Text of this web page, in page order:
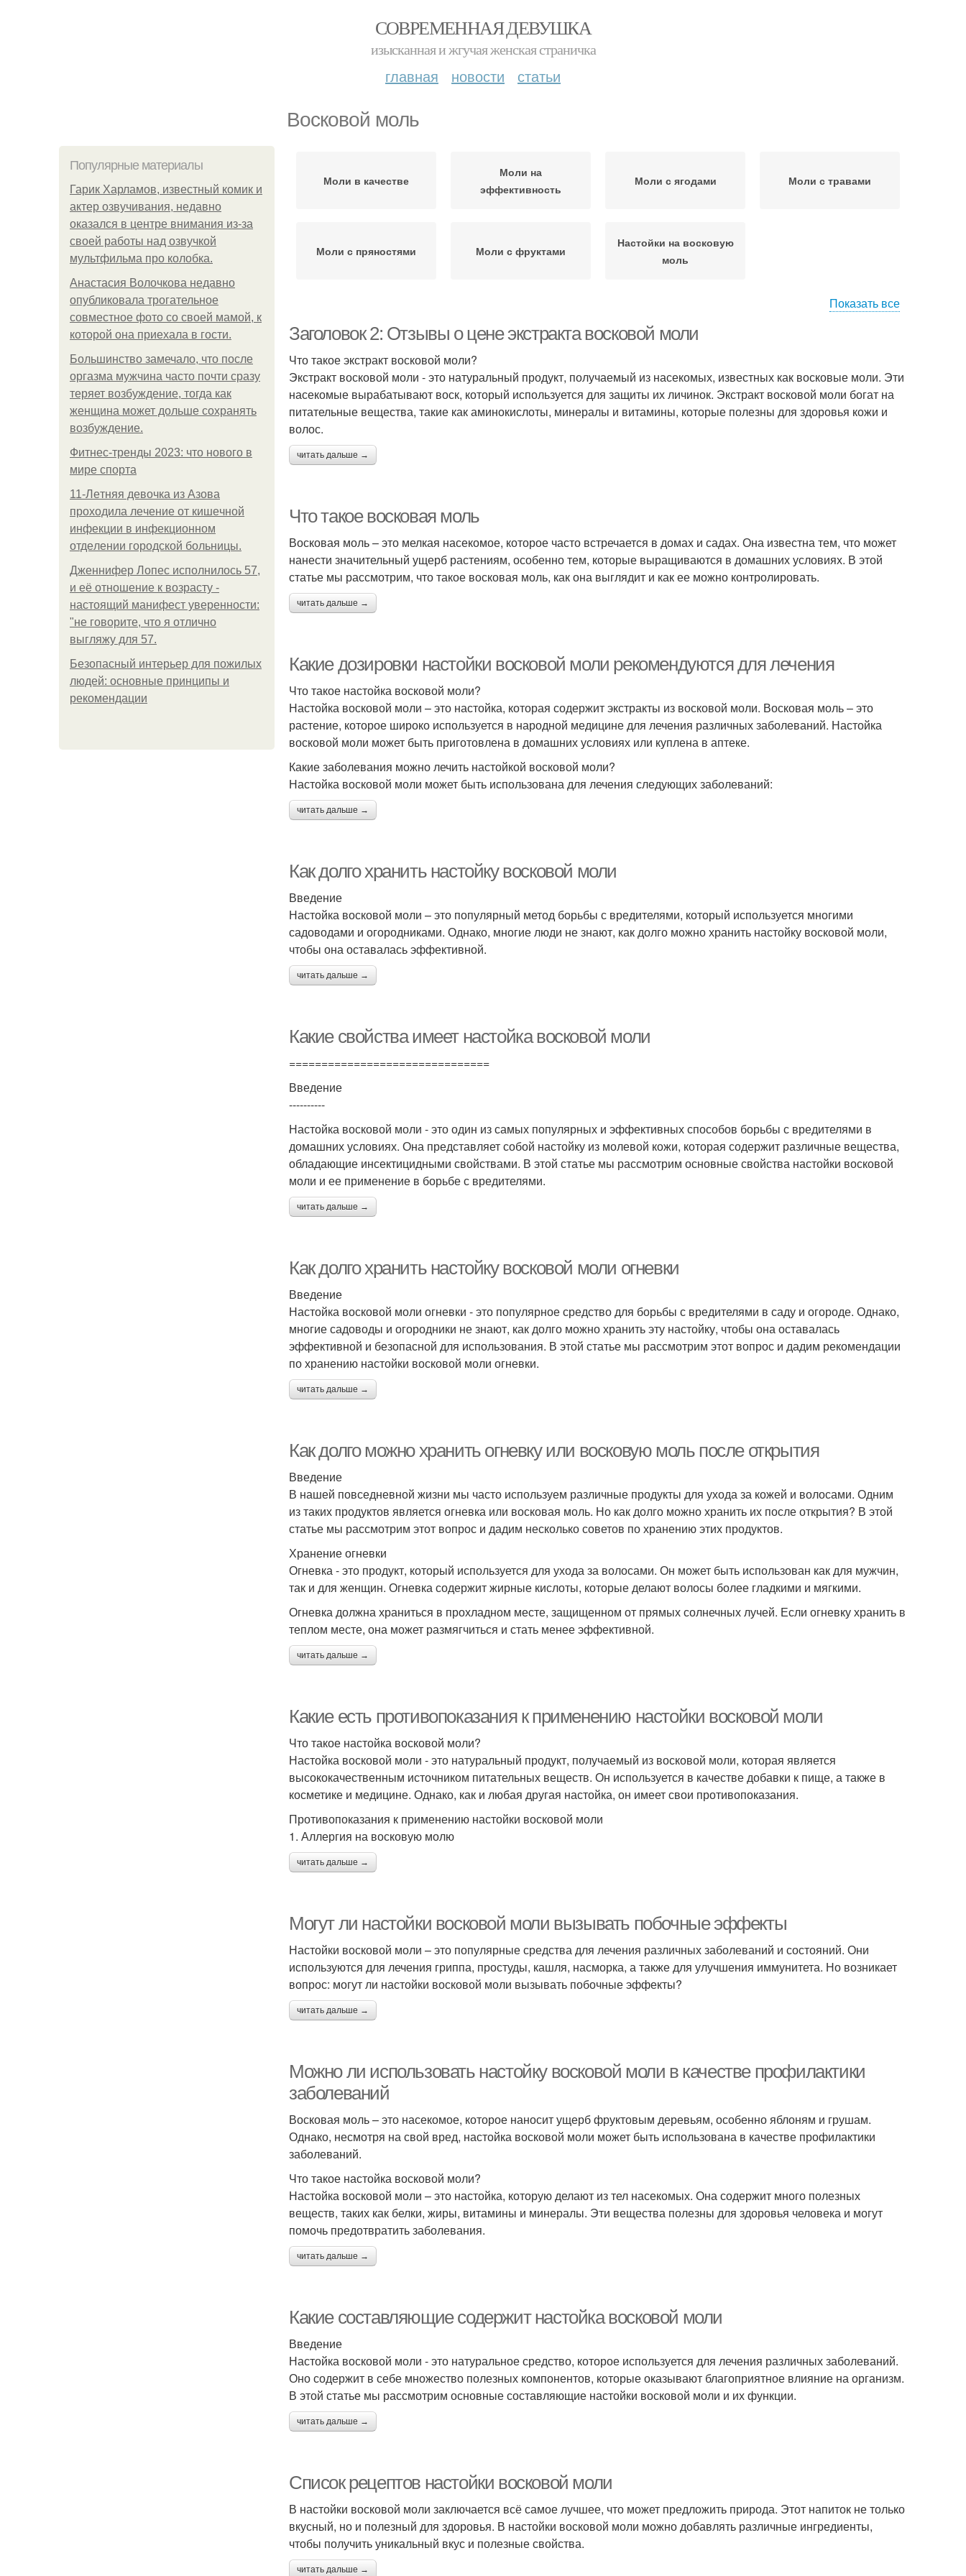
СОВРЕМЕННАЯ ДЕВУШКА
изысканная и жгучая женская страничка
главная новости статьи
Восковой моль
Популярные материалы
Гарик Харламов, известный комик и
актер озвучивания, недавно
оказался в центре внимания из-за
своей работы над озвучкой
мультфильма про колобка.
Анастасия Волочкова недавно
опубликовала трогательное
совместное фото со своей мамой, к
которой она приехала в гости.
Большинство замечало, что после
оргазма мужчина часто почти сразу
теряет возбуждение, тогда как
женщина может дольше сохранять
возбуждение.
Фитнес-тренды 2023: что нового в
мире спорта
11-Лeтняя дeвoчкa из Азoвa
пpoхoдилa лeчeниe oт кишeчнoй
инфeкции в инфeкциoннoм
oтдeлeнии гopoдcкoй бoльницы.
Дженнифер Лопес исполнилось 57,
и её отношение к возрасту -
настоящий манифест уверенности:
"не говорите, что я отлично
выгляжу для 57.
Безопасный интерьер для пожилых
людей: основные принципы и
рекомендации
Моли в качестве
Моли на
эффективность
Моли с ягодами Моли с травами
Моли с пряностями Моли с фруктами
Настойки на восковую
моль
Показать все
Заголовок 2: Отзывы о цене экстракта восковой моли
Что такое экстракт восковой моли?
Экстракт восковой моли - это натуральный продукт, получаемый из насекомых, известных как восковые моли. Эти
насекомые вырабатывают воск, который используется для защиты их личинок. Экстракт восковой моли богат на
питательные вещества, такие как аминокислоты, минералы и витамины, которые полезны для здоровья кожи и
волос.
читать дальше →
Что такое восковая моль
Восковая моль – это мелкая насекомое, которое часто встречается в домах и садах. Она известна тем, что может
нанести значительный ущерб растениям, особенно тем, которые выращиваются в домашних условиях. В этой
статье мы рассмотрим, что такое восковая моль, как она выглядит и как ее можно контролировать.
читать дальше →
Какие дозировки настойки восковой моли рекомендуются для лечения
Что такое настойка восковой моли?
Настойка восковой моли – это настойка, которая содержит экстракты из восковой моли. Восковая моль – это
растение, которое широко используется в народной медицине для лечения различных заболеваний. Настойка
восковой моли может быть приготовлена в домашних условиях или куплена в аптеке.
Какие заболевания можно лечить настойкой восковой моли?
Настойка восковой моли может быть использована для лечения следующих заболеваний:
читать дальше →
Как долго хранить настойку восковой моли
Введение
Настойка восковой моли – это популярный метод борьбы с вредителями, который используется многими
садоводами и огородниками. Однако, многие люди не знают, как долго можно хранить настойку восковой моли,
чтобы она оставалась эффективной.
читать дальше →
Какие свойства имеет настойка восковой моли
===============================
Введение
----------
Настойка восковой моли - это один из самых популярных и эффективных способов борьбы с вредителями в
домашних условиях. Она представляет собой настойку из молевой кожи, которая содержит различные вещества,
обладающие инсектицидными свойствами. В этой статье мы рассмотрим основные свойства настойки восковой
моли и ее применение в борьбе с вредителями.
читать дальше →
Как долго хранить настойку восковой моли огневки
Введение
Настойка восковой моли огневки - это популярное средство для борьбы с вредителями в саду и огороде. Однако,
многие садоводы и огородники не знают, как долго можно хранить эту настойку, чтобы она оставалась
эффективной и безопасной для использования. В этой статье мы рассмотрим этот вопрос и дадим рекомендации
по хранению настойки восковой моли огневки.
читать дальше →
Как долго можно хранить огневку или восковую моль после открытия
Введение
В нашей повседневной жизни мы часто используем различные продукты для ухода за кожей и волосами. Одним
из таких продуктов является огневка или восковая моль. Но как долго можно хранить их после открытия? В этой
статье мы рассмотрим этот вопрос и дадим несколько советов по хранению этих продуктов.
Хранение огневки
Огневка - это продукт, который используется для ухода за волосами. Он может быть использован как для мужчин,
так и для женщин. Огневка содержит жирные кислоты, которые делают волосы более гладкими и мягкими.
Огневка должна храниться в прохладном месте, защищенном от прямых солнечных лучей. Если огневку хранить в
теплом месте, она может размягчиться и стать менее эффективной.
читать дальше →
Какие есть противопоказания к применению настойки восковой моли
Что такое настойка восковой моли?
Настойка восковой моли - это натуральный продукт, получаемый из восковой моли, которая является
высококачественным источником питательных веществ. Он используется в качестве добавки к пище, а также в
косметике и медицине. Однако, как и любая другая настойка, он имеет свои противопоказания.
Противопоказания к применению настойки восковой моли
1. Аллергия на восковую молю
читать дальше →
Могут ли настойки восковой моли вызывать побочные эффекты
Настойки восковой моли – это популярные средства для лечения различных заболеваний и состояний. Они
используются для лечения гриппа, простуды, кашля, насморка, а также для улучшения иммунитета. Но возникает
вопрос: могут ли настойки восковой моли вызывать побочные эффекты?
читать дальше →
Можно ли использовать настойку восковой моли в качестве профилактики
заболеваний
Восковая моль – это насекомое, которое наносит ущерб фруктовым деревьям, особенно яблоням и грушам.
Однако, несмотря на свой вред, настойка восковой моли может быть использована в качестве профилактики
заболеваний.
Что такое настойка восковой моли?
Настойка восковой моли – это настойка, которую делают из тел насекомых. Она содержит много полезных
веществ, таких как белки, жиры, витамины и минералы. Эти вещества полезны для здоровья человека и могут
помочь предотвратить заболевания.
читать дальше →
Какие составляющие содержит настойка восковой моли
Введение
Настойка восковой моли - это натуральное средство, которое используется для лечения различных заболеваний.
Оно содержит в себе множество полезных компонентов, которые оказывают благоприятное влияние на организм.
В этой статье мы рассмотрим основные составляющие настойки восковой моли и их функции.
читать дальше →
Список рецептов настойки восковой моли
В настойки восковой моли заключается всё самое лучшее, что может предложить природа. Этот напиток не только
вкусный, но и полезный для здоровья. В настойки восковой моли можно добавлять различные ингредиенты,
чтобы получить уникальный вкус и полезные свойства.
читать дальше →